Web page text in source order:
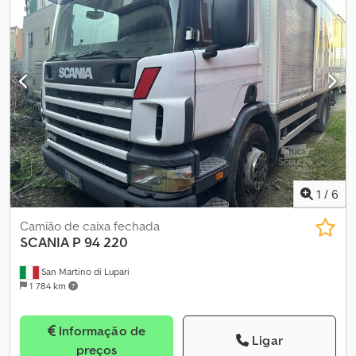
Sistema de elevação com cilindro hidráulico frontal telescópico
Cobertura/lona Pneus: 1. 30%, 2. 30%, 3. 30%, 4. 30% Peso Bruto
Total (PBT): 40 toneladas Quilometragem: 180.362 km Primeiro
registo: 05-04-2017
1 / 6
San Martino di Lupari
1 784 km
Camião de caixa fechada
SCANIA P 94 220
Informação de
preços
Ligar